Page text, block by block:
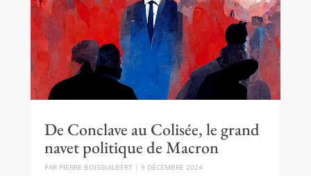
De Conclave au Colisée, le grand
navet politique de Macron
PAR PIERRE BOISGUILBERT| 9 DÉCEMBRE 2024